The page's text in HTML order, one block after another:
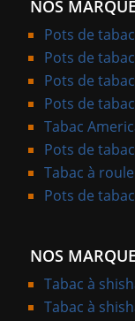
NOS
Pots de
Pots de
Pots de
Pots de
Tabac
Pots de
Tabac à
Pots de
NOS
Tabac à
Tabac à